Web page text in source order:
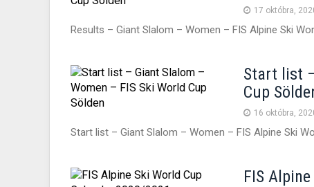
17 októbra,
Results – Giant Slalom – Women – FIS Alpine Ski
Start list
Cup
16 októbra,
Start list – Giant Slalom – Women – FIS Alpine Ski
FIS